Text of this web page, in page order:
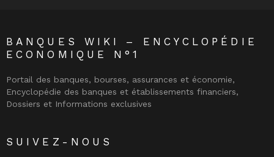
BANQUES WIKI – ENCYCLOPÉDIE
ECONOMIQUE N°1
Portail des banques, bourses, assurances et économie,
Encyclopédie des banques et établissements financiers,
Dossiers et Informations exclusives
SUIVEZ-NOUS